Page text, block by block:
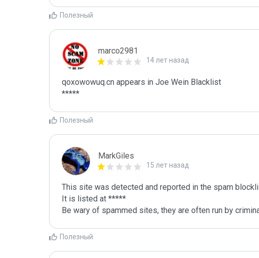
Полезный
marco2981
14 лет назад
qoxowowuq.cn appears in Joe Wein Blacklist
*****
Полезный
MarkGiles
15 лет назад
This site was detected and reported in the spam
It is listed at *****
Be wary of spammed sites, they are often run by
Полезный